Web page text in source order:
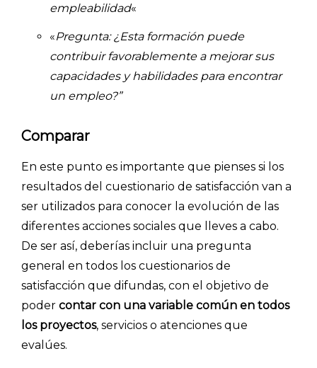
empleabilidad«
«Pregunta: ¿Esta formación puede
contribuir favorablemente a mejorar sus
capacidades y habilidades para encontrar
un empleo?”
Comparar
En este punto es importante que pienses si los
resultados del cuestionario de satisfacción van a
ser utilizados para conocer la evolución de las
diferentes acciones sociales que lleves a cabo.
De ser así, deberías incluir una pregunta
general en todos los cuestionarios de
satisfacción que difundas, con el objetivo de
poder contar con una variable común en todos
los proyectos, servicios o atenciones que
evalúes.